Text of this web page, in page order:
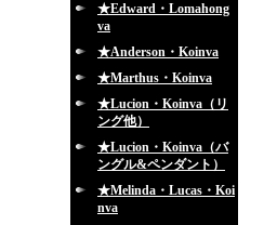
★Edward・Lomahong
va
★Anderson・Koinva
★Marthus・Koinva
★Lucion・Koinva（リ
ング他）
★Lucion・Koinva（バ
ングル&ペンダント）
★Melinda・Lucas・Koi
nva